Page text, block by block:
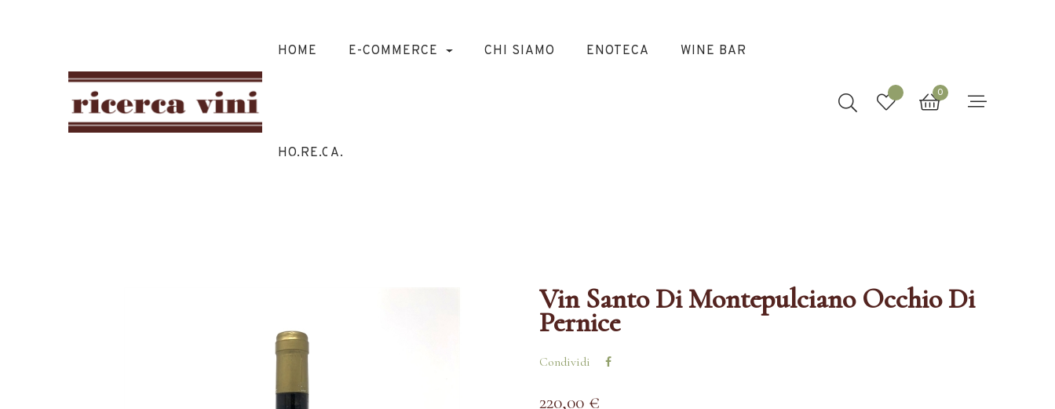
HOME E-COMMERCE CHI SIAMO ENOTECA WINE BAR
HO.RE.CA.
0
Vin Santo Di Montepulciano Occhio Di
Vin Santo Di Montepulciano Occhio Di
Pernice
Condividi
220,00 €